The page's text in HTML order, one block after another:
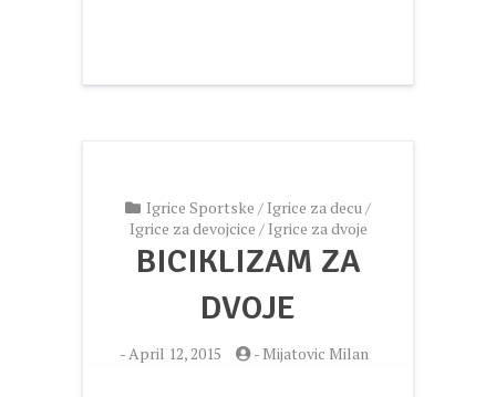
Igrice Sportske / Igrice za decu/
Igrice za devojcice / Igrice za dvoje
BICIKLIZAM ZA
DVOJE
-April 12, 2015 - Mijatovic Milan